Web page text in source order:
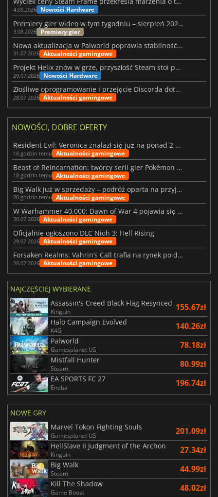
4.08.2026 Nowości Hardware
Premiery gier wideo w tym tygodniu – sierpień 2026 r. (32. tydzień)
3.08.2026 Premiery gier
Nowa aktualizacja w Palworld poprawia stabilność Sunreach i walk z bossami
31.07.2026 Aktualności gamingowe
Projekt Helix znów w grze, przyszłość Steam stoi pod znakiem zapytania
29.07.2026 Nowości Hardware
Złośliwe oprogramowanie i przejęcie Discorda dotknęły Meccha Chameleon
28.07.2026 Aktualności gamingowe
NOWOŚCI, DOBRE OFERTY
Resident Evil: Veronica znalazł się już na ponad 2 milionach list życzeń
18 godzin temu Aktualności gamingowe
Beast of Reincarnation: twórcy serii gier Pokémon wkraczają na nową ścieżkę
18 godzin temu Aktualności gamingowe
Big Walk już w sprzedaży – podróż oparta na przyjaźni
20 godzin temu Aktualności gamingowe
W Warhammer 40,000: Dawn of War 4 pojawia się frakcja Nekronów
30.07.2026 Aktualności gamingowe
Oficjalnie ogłoszono DLC Nioh 3: Hell Rising
29.07.2026 Aktualności gamingowe
Forsaken Realms: Vahrin’s Call trafia na rynek po dziesięciu latach prac
28.07.2026 Aktualności gamingowe
NAJCZĘŚCIEJ WYBIERANE
Assassin's Creed Black Flag Resynced
Kinguin 155.67zł
Halo Campaign Evolved
K4G 140.26zł
Palworld
Gamesplanet US 78.18zł
Mistfall Hunter
Steam 80.99zł
EA SPORTS FC 27
Eneba 196.74zł
NOWE GRY
Marvel Tokon Fighting Souls
Gamesplanet US 201.09zł
HellSlave II Judgment of the Archon
Kinguin 27.34zł
Big Walk
Steam 44.99zł
Kill The Shadow
Game Boost 48.02zł